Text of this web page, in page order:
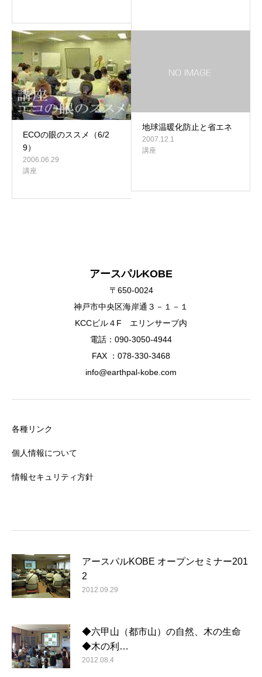
ECOの眼のススメ（6/2
9）
2006.06.29
講座
地球温暖化防止と省エネ
2007.12.1
講座
アースパルKOBE
〒650-0024
神戸市中央区海岸通３－１－１
KCCビル４F エリンサーブ内
電話：090-3050-4944
FAX ：078-330-3468
info@earthpal-kobe.com
各種リンク
個人情報について
情報セキュリティ方針
アースパルKOBE オープンセミナー201
2
2012.09.29
◆六甲山（都市山）の自然、木の生命
◆木の利…
2012.08.4